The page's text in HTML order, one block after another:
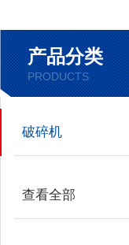
产品分类
PRODUCTS
破碎机
查看全部